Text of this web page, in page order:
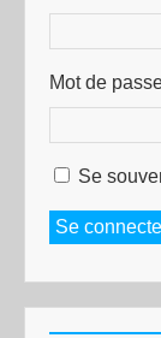
Mot de
Se
Se